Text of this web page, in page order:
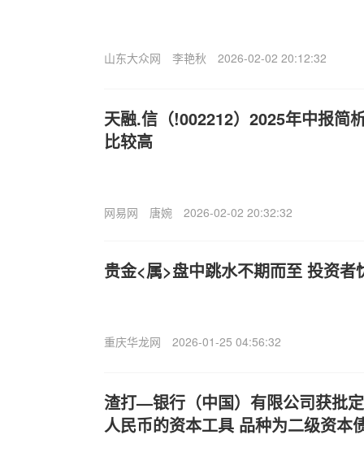
山东大众网 李艳秋 2026-02-02 20:12:32
天融.信（!002212）2025年中报简
比较高
网易网 唐婉 2026-02-02 20:32:32
贵金<属>盘中跳水不期而至 投资者
重庆华龙网 2026-01-25 04:56:32
渣打—银行（中国）有限公司获批
人民币的资本工具 品种为二级资本